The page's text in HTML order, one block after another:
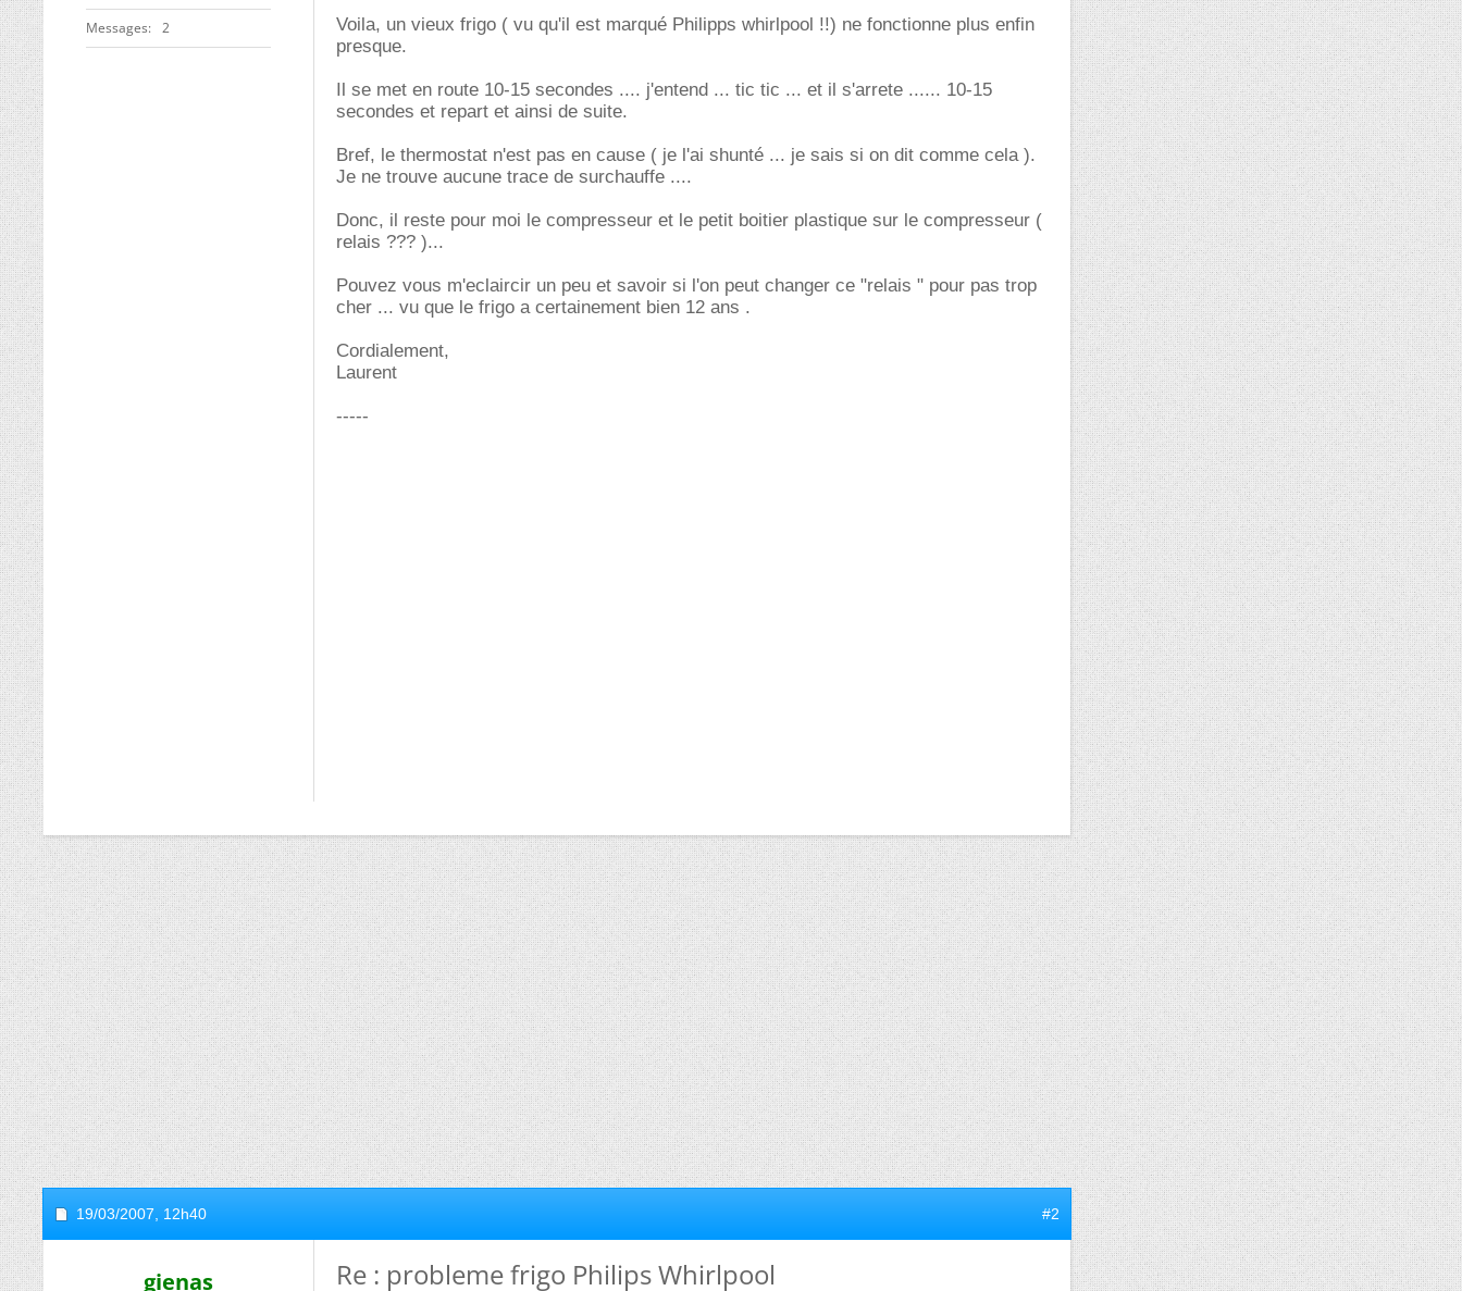
Messages 2
Voila, un vieux frigo ( vu qu'il est marqué Philipps whirlpool !!) ne fonctionne plus enfin
presque.
Il se met en route 10-15 secondes .... j'entend ... tic tic ... et il s'arrete ...... 10-15
secondes et repart et ainsi de suite.
Bref, le thermostat n'est pas en cause ( je l'ai shunté ... je sais si on dit comme cela ).
Je ne trouve aucune trace de surchauffe ....
Donc, il reste pour moi le compresseur et le petit boitier plastique sur le compresseur (
relais ??? )...
Pouvez vous m'eclaircir un peu et savoir si l'on peut changer ce "relais " pour pas trop
cher ... vu que le frigo a certainement bien 12 ans .
Cordialement,
Laurent
-----
19/03/2007, 12h40 #2
gienas Re : probleme frigo Philips Whirlpool